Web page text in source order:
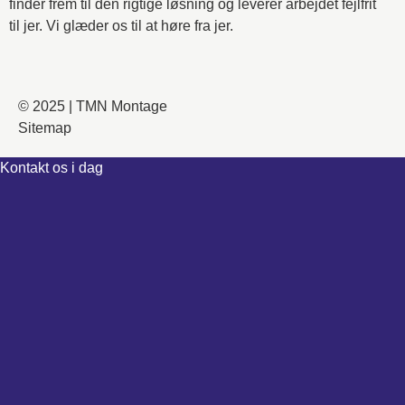
finder frem til den rigtige løsning og leverer arbejdet fejlfrit
til jer. Vi glæder os til at høre fra jer.
© 2025 | TMN Montage
Sitemap
Kontakt os i dag